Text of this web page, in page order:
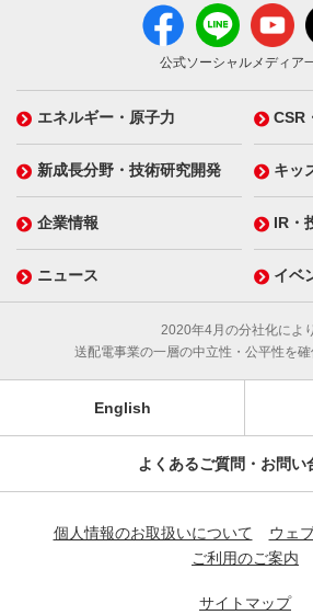
公式ソーシャルメディア
エネルギー・原子力 CSR
新成長分野・技術研究開発 キッ
企業情報 IR・
ニュース イベ
2020年4月の分社化により
送配電事業の一層の中立性・公平性を確
English
よくあるご質問・お問い
個人情報のお取扱いについて
ウェ
ご利用のご案内
サイトマップ